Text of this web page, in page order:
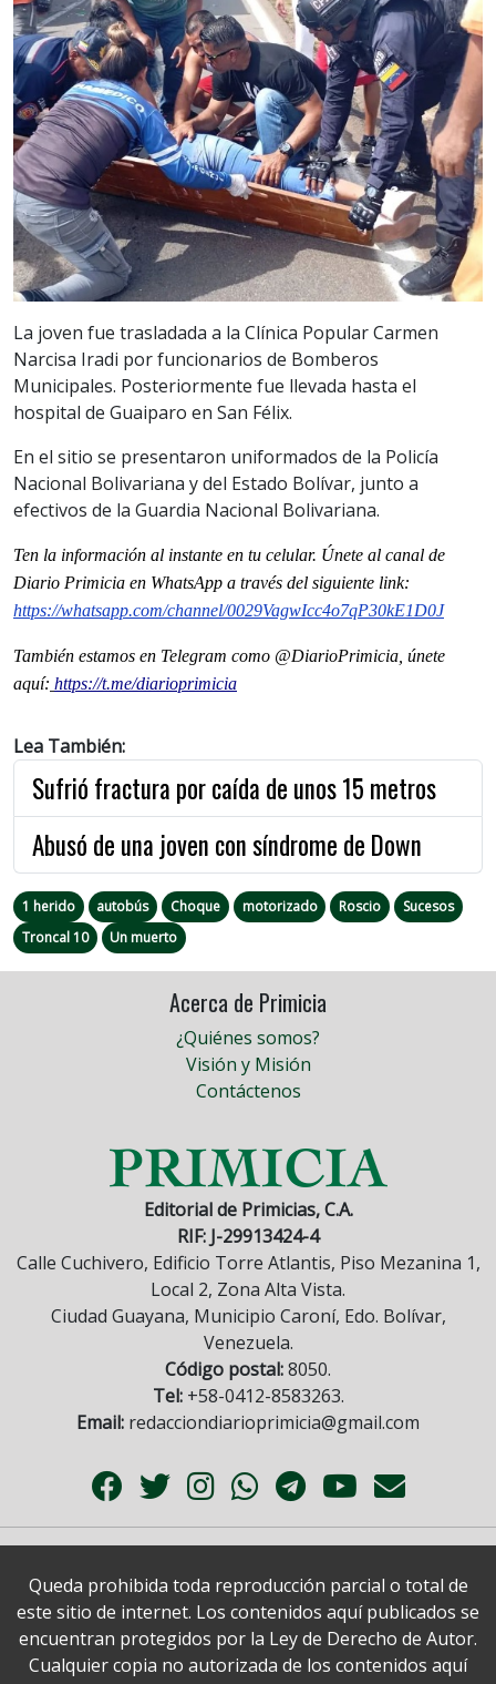
La joven fue trasladada a la Clínica Popular Carmen
Narcisa Iradi por funcionarios de Bomberos
Municipales. Posteriormente fue llevada hasta el
hospital de Guaiparo en San Félix.
En el sitio se presentaron uniformados de la Policía
Nacional Bolivariana y del Estado Bolívar, junto a
efectivos de la Guardia Nacional Bolivariana.
Ten la información al instante en tu celular. Únete al canal de
Diario Primicia en WhatsApp a través del siguiente link:
https://whatsapp.com/channel/0029VagwIcc4o7qP30kE1D0J
También estamos en Telegram como @DiarioPrimicia, únete
aquí: https://t.me/diarioprimicia
Lea También:
Sufrió fractura por caída de unos 15 metros
Abusó de una joven con síndrome de Down
1 herido autobús Choque motorizado Roscio
Sucesos
Troncal 10
Un muerto
Acerca de Primicia
¿Quiénes somos?
Visión y Misión
Contáctenos
Editorial de Primicias, C.A.
RIF: J-29913424-4
Calle Cuchivero, Edificio Torre Atlantis, Piso Mezanina 1,
Local 2, Zona Alta Vista.
Ciudad Guayana, Municipio Caroní, Edo. Bolívar,
Venezuela.
Código postal:8050.
Tel:+58-0412-8583263.
Email: redacciondiarioprimicia@gmail.com
Queda prohibida toda reproducción parcial o total de
este sitio de internet. Los contenidos aquí publicados se
encuentran protegidos por la Ley de Derecho de Autor.
Cualquier copia no autorizada de los contenidos aquí